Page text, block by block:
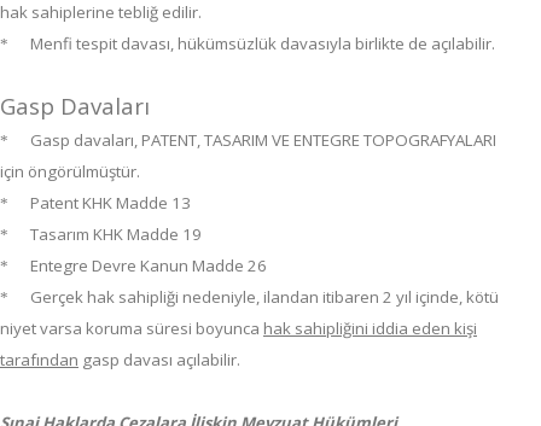
hak sahiplerine tebliğ edilir.
* Menfi tespit davası, hükümsüzlük davasıyla birlikte de açılabilir.
Gasp Davaları
*
Gasp davaları, PATENT, TASARIM VE ENTEGRE TOPOGRAFYALARI
için öngörülmüştür.
* Patent KHK Madde 13
* Tasarım KHK Madde 19
* Entegre Devre Kanun Madde 26
*
Gerçek hak sahipliği nedeniyle, ilandan itibaren 2 yıl içinde, kötü
niyet varsa koruma süresi boyunca hak sahipliğini iddia eden kişi
tarafından gasp davası açılabilir.